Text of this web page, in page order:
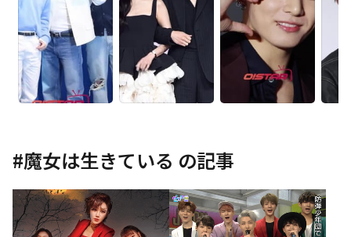
#魔女は生きている の記事